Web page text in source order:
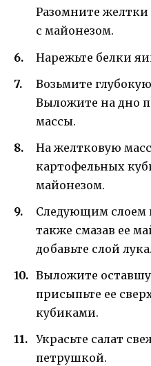
Разомните
с майонезом.
Нарежьте белки
Возьмите
Выложите на дно
массы.
На желтковую
картофельных
майонезом.
Следующим слоем
также смазав ее
добавьте слой лука.
Выложите
присыпьте ее
кубиками.
Украсьте салат
петрушкой.